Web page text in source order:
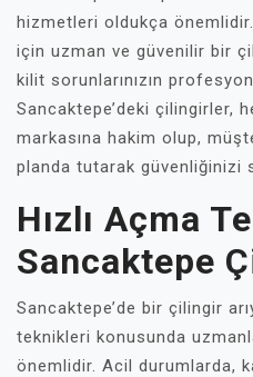
hizmetleri oldukça
için uzman ve güvenilir bir
kilit sorunlarınızın
Sancaktepe’deki çilingirler,
markasına hakim olup,
planda tutarak güvenliğinizi
Hızlı Açma
Sancaktepe
Sancaktepe’de bir çilingir
teknikleri konusunda
önemlidir. Acil durumlarda,